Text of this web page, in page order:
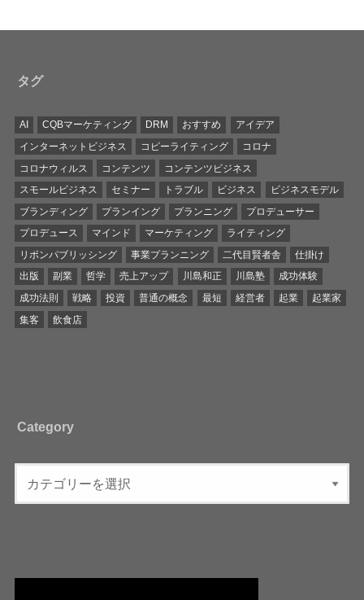
タグ
AI CQBマーケティング DRM おすすめ
アイデア
インターネットビジネス
コピーライティング
コロナ
コロナウィルス
コンテンツ
コンテンツビジネス
スモールビジネス
セミナー トラブル ビジネス
ビジネスモデル
ブランディング
プランイング プランニング
プロデューサー
プロデュース
マインド マーケティング
ライティング
リボンパブリッシング
事業プランニング 二代目賢者舎
仕掛け
出版
副業 哲学 売上アップ 川島和正 川島塾
成功体験
成功法則
戦略 投資 普通の概念 最短 経営者 起業
起業家
集客
飲食店
Category